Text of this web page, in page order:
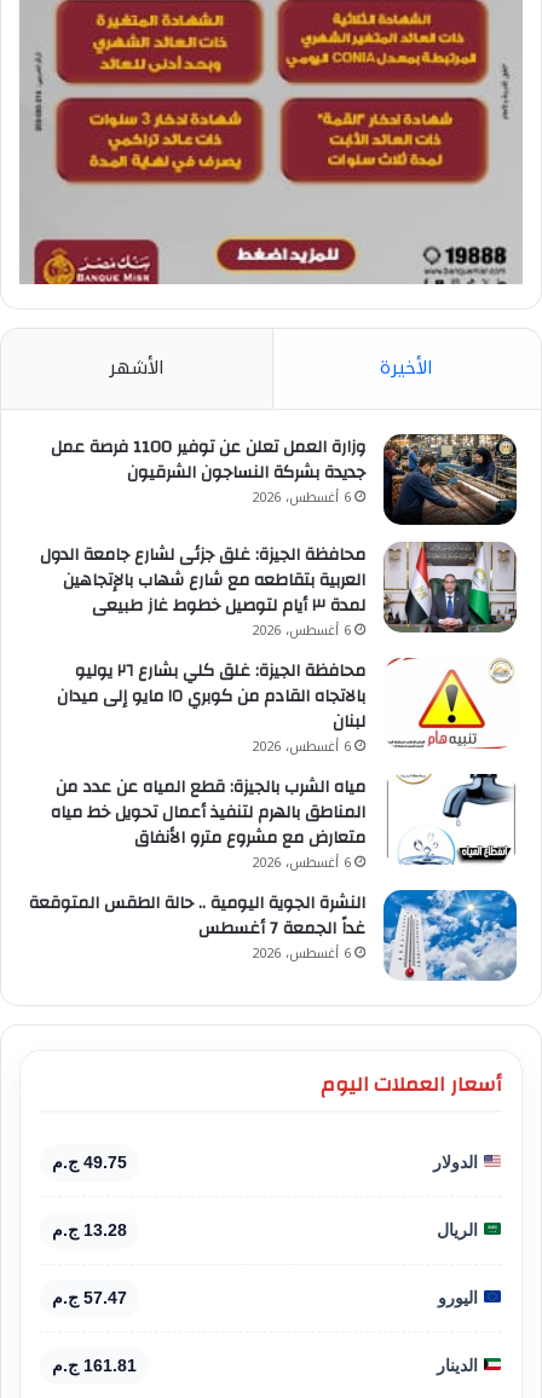
الأخيرة الأشهر
وزارة العمل تعلن عن توفير 1100 فرصة عمل
جديدة بشركة النساجون الشرقيون
6 أغسطس، 2026
محافظة الجيزة: غلق جزئى لشارع جامعة الدول
العربية بتقاطعه مع شارع شهاب بالإتجاهين
لمدة ٣ أيام لتوصيل خطوط غاز طبيعى
6 أغسطس، 2026
محافظة الجيزة: غلق كلي بشارع ٢٦ يوليو
بالاتجاه القادم من كوبري ١٥ مايو إلى ميدان
لبنان
6 أغسطس، 2026
مياه الشرب بالجيزة: قطع المياه عن عدد من
المناطق بالهرم لتنفيذ أعمال تحويل خط مياه
متعارض مع مشروع مترو الأنفاق
6 أغسطس، 2026
النشرة الجوية اليومية .. حالة الطقس المتوقعة
غداً الجمعة 7 أغسطس
6 أغسطس، 2026
أسعار العملات اليوم
الدولار 49.75 ج.م
الريال 13.28 ج.م
اليورو 57.47 ج.م
الدينار 161.81 ج.م